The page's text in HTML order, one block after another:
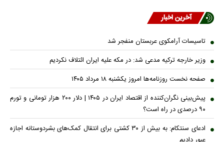
آخرین اخبار
تاسیسات آرامکوی عربستان منفجر شد
وزیر خارجه ترکیه مدعی شد: در مکه علیه ایران ائتلاف نکردیم
صفحه نخست روزنامه‌ها امروز یکشنبه ۱۸ مرداد ۱۴۰۵
پیش‌بینی نگران‌کننده از اقتصاد ایران در ۱۴۰۵ | دلار ۲۰۰ هزار تومانی و تورم
۹۰ درصدی در راه است؟
ادعای سنتکام: به بیش از ۳۰ کشتی برای انتقال کمک‌های بشردوستانه اجازه
عبور دادیم